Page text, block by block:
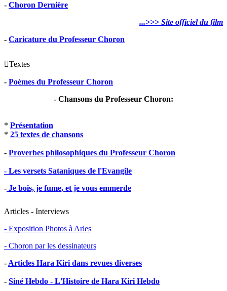
- Choron Dernière
...>>> Site officiel du film
- Caricature du Professeur Choron
Textes
- Poèmes du Professeur Choron
- Chansons du Professeur Choron:
* Présentation
* 25 textes de chansons
- Proverbes philosophiques du Professeur Choron
- Les versets Sataniques de l'Evangile
- Je bois, je fume, et je vous emmerde
Articles - Interviews
- Exposition Photos à Arles
- Choron par les dessinateurs
- Articles Hara Kiri dans revues diverses
- Siné Hebdo - L'Histoire de Hara Kiri Hebdo